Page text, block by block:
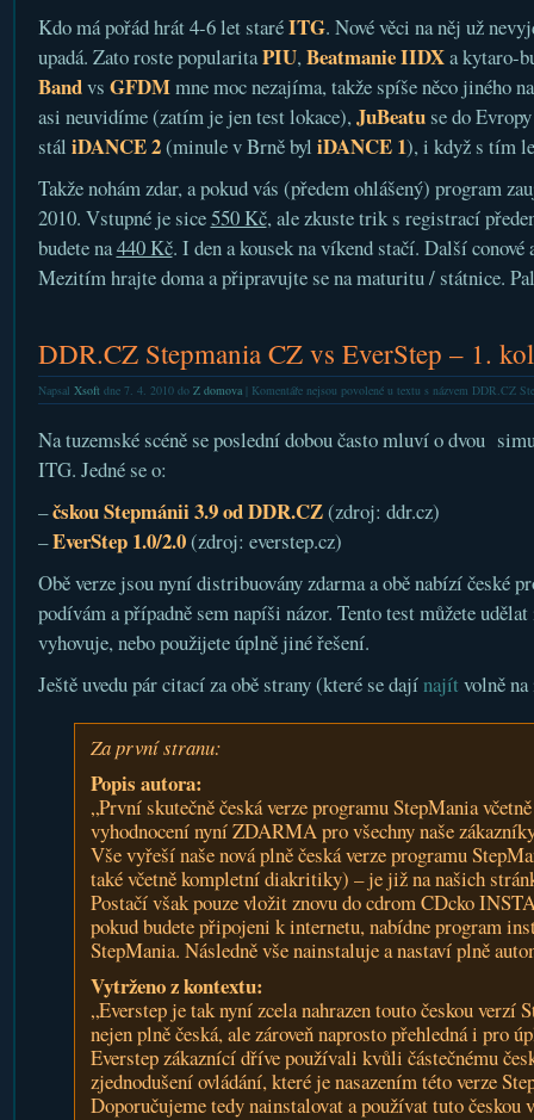
Kdo má pořád hrát 4-6 let staréITG. Nové věci na něj už
upadá. Zato roste popularitaPIU,Beatmanie IIDXa kytaro-
Bandvs GFDMmne moc nezajíma, takže spíše něco jiného
asi neuvidíme (zatím je jen test lokace),JuBeatu se do
stál iDANCE 2(minule v Brně byl iDANCE 1), i když s tím
Takže nohám zdar, a pokud vás (předem ohlášený) program
2010. Vstupné je sice550 Kč, ale zkuste trik s registrací
budete na440 Kč. I den a kousek na víkend stačí. Další conové
Mezitím hrajte doma a připravujte se na maturitu / státnice.
DDR.CZ Stepmania CZ vs EverStep – 1.
Napsal Xsoftdne 7. 4. 2010 do Z domova| Komentáře nejsou povolenéu textu s názvem DDR.CZ
Na tuzemské scéně se poslední dobou často mluví o dvou
ITG. Jedné se o:
–čskou Stepmánii 3.9 od DDR.CZ(zdroj: ddr.cz)
–EverStep 1.0/2.0(zdroj: everstep.cz)
Obě verze jsou nyní distribuovány zdarma a obě nabízí české
podívám a případně sem napíši názor. Tento test můžete
vyhovuje, nebo použijete úplně jiné řešení.
Ještě uvedu pár citací za obě strany (které se dajínajít volně
Za první stranu:
Popis autora:
„První skutečně česká verze programu StepMania
vyhodnocení nyní ZDARMA pro všechny naše
Vše vyřeší naše nová plně česká verze programu
také včetně kompletní diakritiky) – je již na našich
Postačí však pouze vložit znovu do cdrom CDcko
pokud budete připojeni k internetu, nabídne program
StepMania. Následně vše nainstaluje a nastaví plně
Vytrženo z kontextu:
„Everstep je tak nyní zcela nahrazen touto českou verzí
nejen plně česká, ale zároveň naprosto přehledná i pro
Everstep zákaznící dříve používali kvůli částečnému
zjednodušení ovládání, které je nasazením této verze
Doporučujeme tedy nainstalovat a používat tuto českou